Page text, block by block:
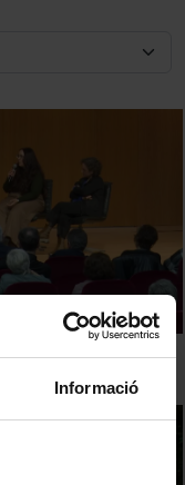
Informació